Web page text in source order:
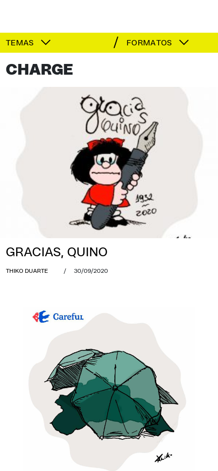
TEMAS FORMATOS
CHARGE
GRACIAS, QUINO
THIKO DUARTE / 30/09/2020